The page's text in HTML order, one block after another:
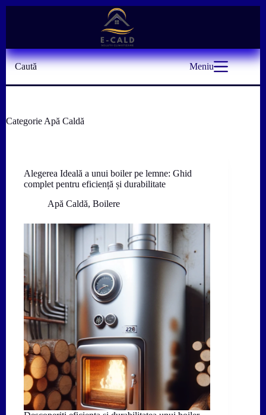
Caută Meniu
Categorie Apă Caldă
Alegerea Ideală a unui boiler pe lemne: Ghid
complet pentru eficiență și durabilitate
Apă Caldă, Boilere